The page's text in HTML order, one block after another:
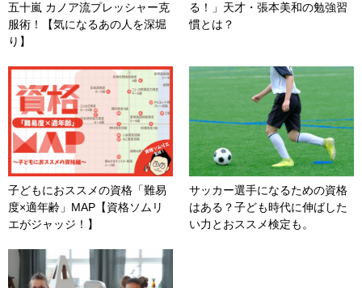
五十嵐 カノア流プレッシャー克
服術！【気になるあの人を深堀
り】
る！」天才・張本美和の勉強習
慣とは？
子どもにおススメの資格「難易
度×適年齢」MAP【資格ソムリ
エがジャッジ！】
サッカー選手になるための資格
はある？子ども時代に伸ばした
い力とおススメ検定も。